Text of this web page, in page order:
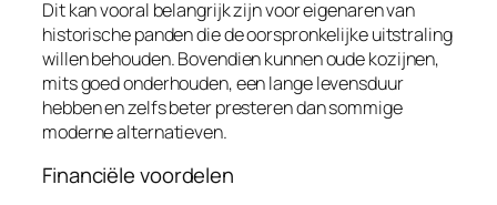
Dit kan vooral belangrijk zijn voor eigenaren van
historische panden die de oorspronkelijke uitstraling
willen behouden. Bovendien kunnen oude kozijnen,
mits goed onderhouden, een lange levensduur
hebben en zelfs beter presteren dan sommige
moderne alternatieven.
Financiële voordelen